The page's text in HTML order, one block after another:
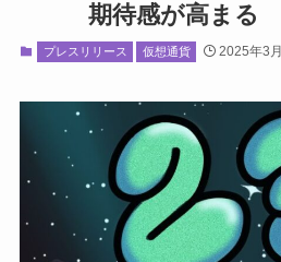
期待感が高まる
プレスリリース 仮想通貨 2025年3